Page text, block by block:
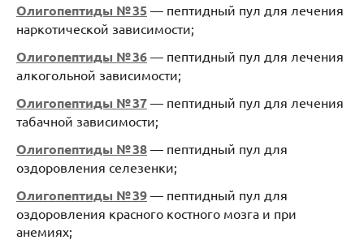
Олигопептиды № 35 — пептидный пул для лечения
наркотической зависимости;
Олигопептиды № 36 — пептидный пул для лечения
алкогольной зависимости;
Олигопептиды № 37 — пептидный пул для лечения
табачной зависимости;
Олигопептиды № 38 — пептидный пул для
оздоровления селезенки;
Олигопептиды № 39 — пептидный пул для
оздоровления красного костного мозга и при
анемиях;